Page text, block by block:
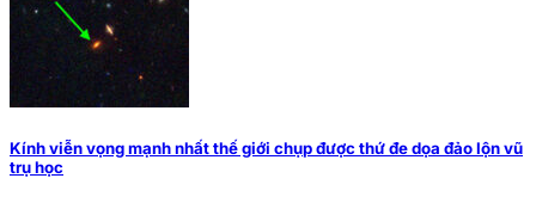
Kính viễn vọng mạnh nhất thế giới chụp được thứ đe dọa đảo lộn vũ
trụ học